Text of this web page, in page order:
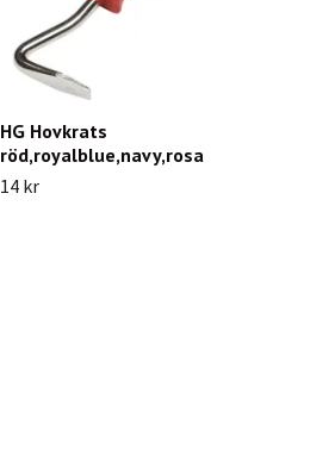
HG Hovkrats
röd,royalblue,navy,rosa
14 kr